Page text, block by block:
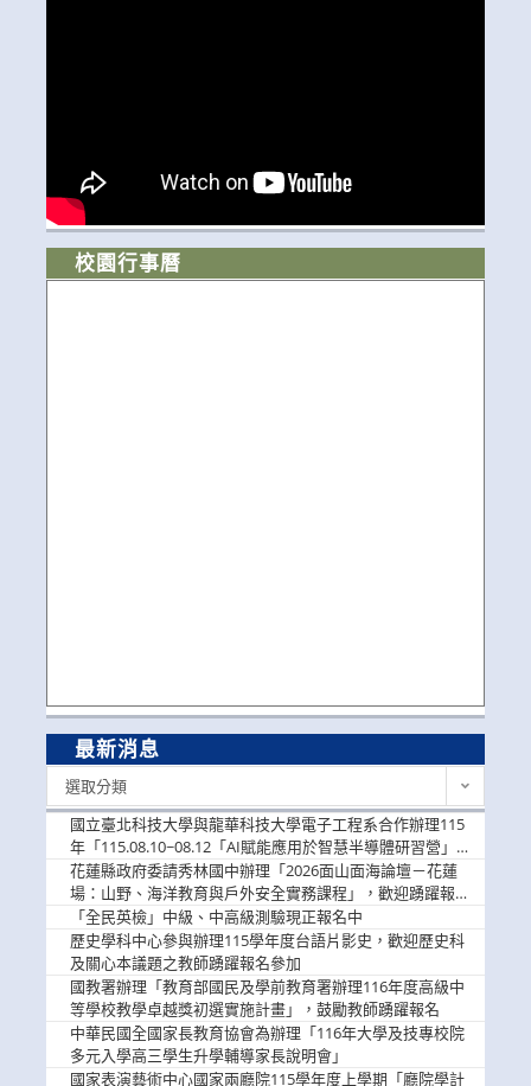
校園行事曆
最新消息
選取分類
國立臺北科技大學與龍華科技大學電子工程系合作辦理115
年「115.08.10~08.12「AI賦能應用於智慧半導體研習營」，
歡迎學生踴躍報名參加
花蓮縣政府委請秀林國中辦理「2026面山面海論壇－花蓮
場：山野、海洋教育與戶外安全實務課程」，歡迎踴躍報名
參加
「全民英檢」中級、中高級測驗現正報名中
歷史學科中心參與辦理115學年度台語片影史，歡迎歷史科
及關心本議題之教師踴躍報名參加
國教署辦理「教育部國民及學前教育署辦理116年度高級中
等學校教學卓越獎初選實施計畫」，鼓勵教師踴躍報名
中華民國全國家長教育協會為辦理「116年大學及技專校院
多元入學高三學生升學輔導家長說明會」
國家表演藝術中心國家兩廳院115學年度上學期「廳院學計